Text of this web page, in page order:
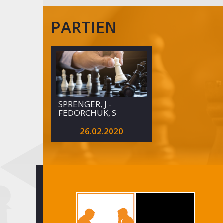
Wikinger
PARTIEN
SPRENGER, J -
FEDORCHUK, S
26.02.2020